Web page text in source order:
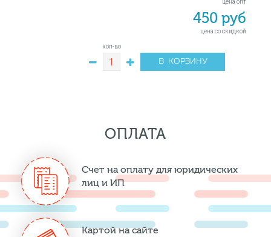
цена опт
450 руб
цена со скидкой
кол-во
В КОРЗИНУ
ОПЛАТА
Счет на оплату для юридических
лиц и ИП
Картой на сайте